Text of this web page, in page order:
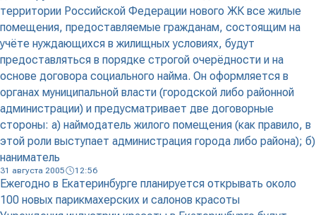
территории Российской Федерации нового ЖК все жилые
помещения, предоставляемые гражданам, состоящим на
учёте нуждающихся в жилищных условиях, будут
предоставляться в порядке строгой очерёдности и на
основе договора социального найма. Он оформляется в
органах муниципальной власти (городской либо районной
администрации) и предусматривает две договорные
стороны: а) наймодатель жилого помещения (как правило, в
этой роли выступает администрация города либо района); б)
наниматель
31 августа 2005 12:56
Ежегодно в Екатеринбурге планируется открывать около
100 новых парикмахерских и салонов красоты